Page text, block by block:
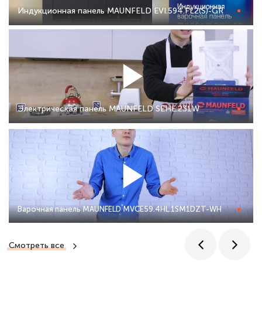
Смотреть все
Индукционная панель MAUNFELD EVI.594.FL2(S)-GR
Электрическая панель MAUNFELD SEHE.231W
Варочная панель MAUNFELD MVCE59.4HL.1SM1DZT-WH